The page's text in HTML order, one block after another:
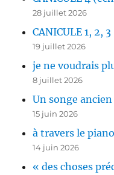
28 juillet 2026
CANICULE 1, 2, 3
19 juillet 2026
je ne voudrais
8 juillet 2026
Un songe
15 juin 2026
à travers le
14 juin 2026
« des choses